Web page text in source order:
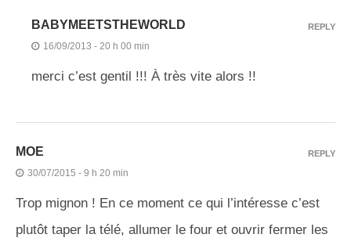
BABYMEETSTHEWORLD
16/09/2013 - 20 h 00 min
merci c’est gentil !!! À très vite alors !!
REPLY
MOE
30/07/2015 - 9 h 20 min
Trop mignon ! En ce moment ce qui l’intéresse c’est
plutôt taper la télé, allumer le four et ouvrir fermer les
REPLY